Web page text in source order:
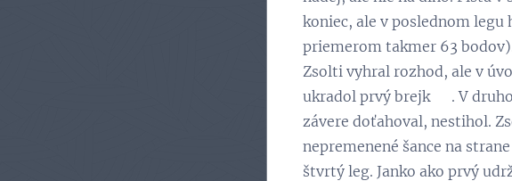
koniec, ale v poslednom legu
priemerom takmer 63
Zsolti vyhral rozhod, ale v
ukradol prvý brejk 😋. V
závere doťahoval, nestihol.
nepremenené šance na
štvrtý leg. Janko ako prvý